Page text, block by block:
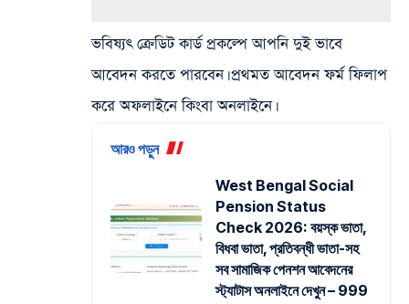
ভবিষ্যৎ ক্রেডিট কার্ড প্রকল্পে আপনি দুই ভাবে
আবেদন করতে পারবেন। প্রথমত আবেদন ফর্ম ফিলাপ
করে অফলাইনে কিংবা অনলাইনে।
আরও পড়ুন
West Bengal Social
Pension Status
Check 2026: বয়স্ক ভাতা,
বিধবা ভাতা, প্রতিবন্ধী ভাতা-সহ
সব সামাজিক পেনশন আবেদনের
স্ট্যাটাস অনলাইনে দেখুন – 999